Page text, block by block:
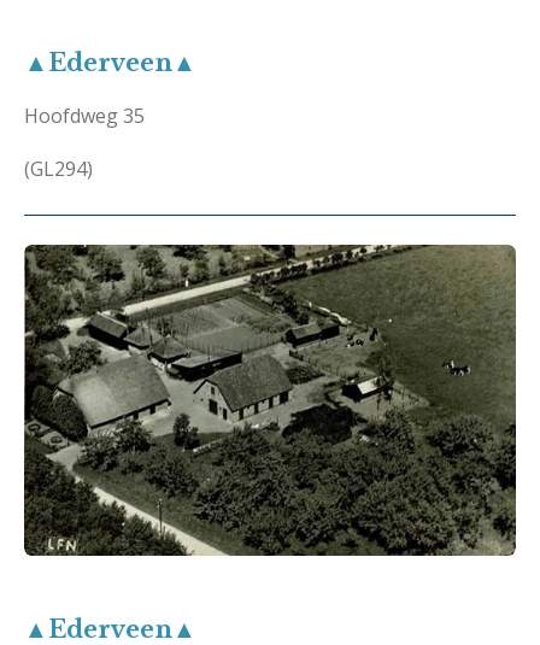
▲Ederveen▲
Hoofdweg 35
(GL294)
▲Ederveen▲